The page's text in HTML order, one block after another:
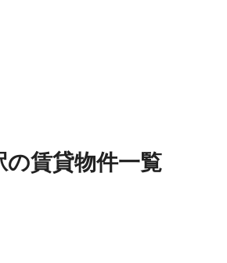
の賃貸物件一覧